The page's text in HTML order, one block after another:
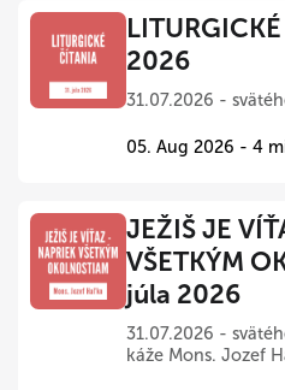
2026
31.07.2026 -
05. Aug 2026 - 4
JEŽIŠ JE
VŠETKÝM
júla 2026
31.07.2026 -
káže Mons. Jozef